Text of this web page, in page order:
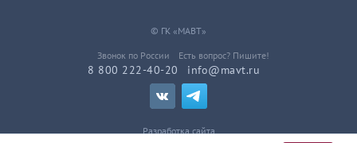
© ГК «МАВТ»
Звонок по России
8 800 222-40-20
Есть вопрос? Пишите!
info@mavt.ru
Разработка сайта